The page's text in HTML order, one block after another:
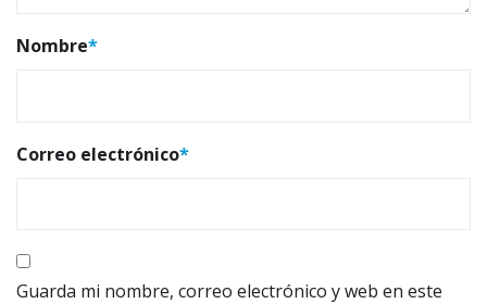
Nombre*
Correo electrónico*
Guarda mi nombre, correo electrónico y web en este